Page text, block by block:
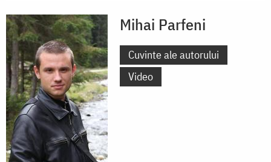
Mihai Parfeni
Cuvinte ale autorului
Video